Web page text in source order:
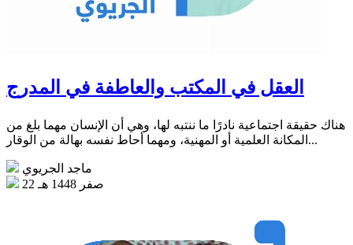
العقل في المكتب والعاطفة في المدرج
هناك حقيقة اجتماعية نادرًا ما ننتبه لها، وهي أن الإنسان مهما بلغ من
المكانة العلمية أو المهنية، ومهما أحاط نفسه بهالة من الوقار...
ماجد الجريوي
22 صفر 1448 هـ